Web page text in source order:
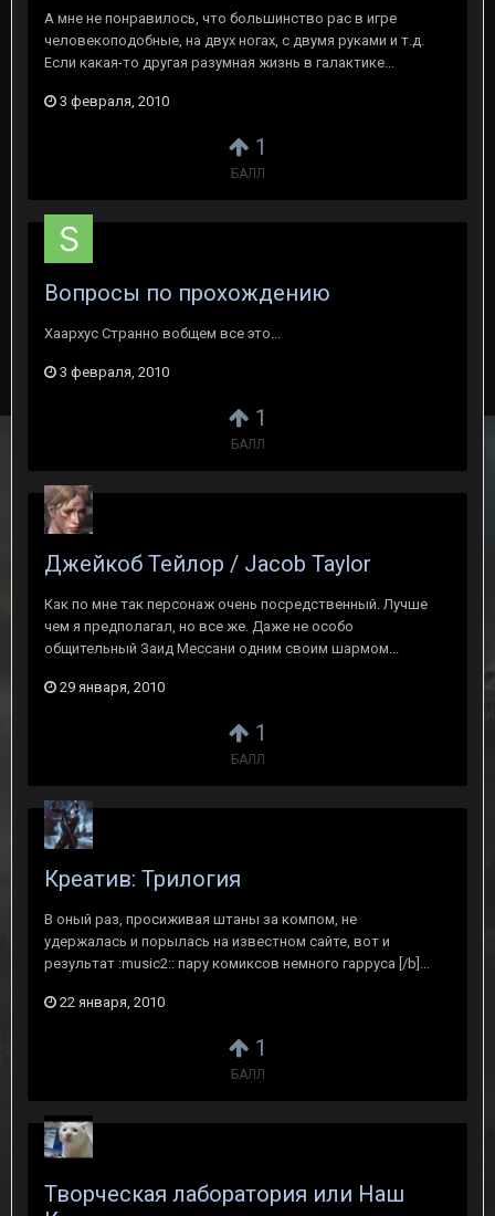
1
БАЛЛ
А мне не понравилось, что большинство рас в игре
человекоподобные, на двух ногах, с двумя руками и т.д.
Если какая-то другая разумная жизнь в галактике...
3 февраля, 2010
1
БАЛЛ
Вопросы по прохождению
Хаархус Странно вобщем все это...
3 февраля, 2010
1
БАЛЛ
Джейкоб Тейлор / Jacob Taylor
Как по мне так персонаж очень посредственный. Лучше
чем я предполагал, но все же. Даже не особо
общительный Заид Мессани одним своим шармом...
29 января, 2010
1
БАЛЛ
Креатив: Трилогия
В оный раз, просиживая штаны за компом, не
удержалась и порылась на известном сайте, вот и
результат :music2:: пару комиксов немного гарруса [/b]...
22 января, 2010
Творческая лаборатория или Наш